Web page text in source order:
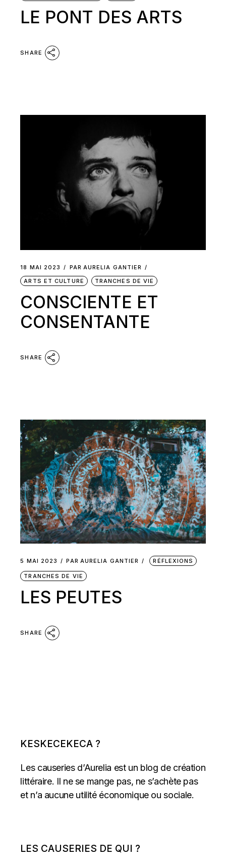
LE PONT DES ARTS
SHARE
18 MAI 2023 PAR AURELIA GANTIER
ARTS ET CULTURE
TRANCHES DE VIE
CONSCIENTE ET
CONSENTANTE
SHARE
5 MAI 2023 PAR AURELIA GANTIER RÉFLEXIONS
TRANCHES DE VIE
LES PEUTES
SHARE
KESKECEKECA ?
Les causeries d’Aurelia est un blog de création
littéraire. Il ne se mange pas, ne s’achète pas
et n’a aucune utilité économique ou sociale.
LES CAUSERIES DE QUI ?